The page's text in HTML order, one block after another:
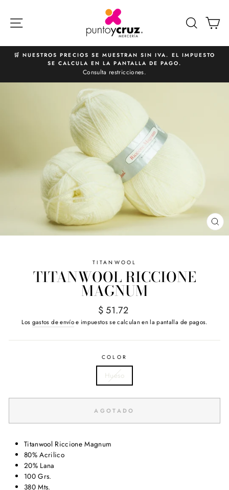
directamente
diapositivas
🛒 NUESTROS PRECIOS SE MUESTRAN SIN IVA. EL IMPUESTO
SE CALCULA EN LA PANTALLA DE PAGO.
Consulta restricciones.
TITANWOOL
TITANWOOL RICCIONE
MAGNUM
Precio
habitual
$ 51.72
Los gastos de envíoe impuestos se calculan en la pantalla de pagos.
COLOR
Hueso
AGOTADO
Titanwool Riccione Magnum
80% Acrilico
20% Lana
100 Grs.
380 Mts.